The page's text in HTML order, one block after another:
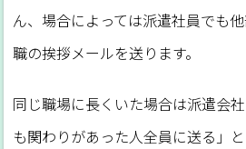
ん、場合によっては派遣社員でも
職の挨拶メールを送ります。
同じ職場に長くいた場合は派遣会
も関わりがあった人全員に送る」